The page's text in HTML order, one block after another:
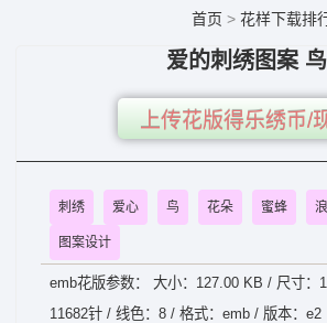
首页 > 花样下载排
爱的刺绣图案 鸟
上传花版得乐绣币/
刺绣 爱心 鸟 花朵 蜜蜂
图案设计
emb花版参数： 大小：127.00 KB / 尺寸：
11682针 / 线色：8 / 格式：emb / 版本：e2